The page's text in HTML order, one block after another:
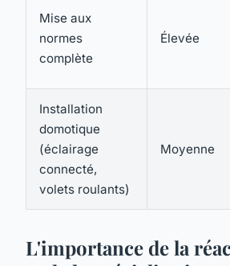
Mise aux
normes
complète
Élevée
Installation
domotique
(éclairage
connecté,
volets roulants)
Moyenne
L'importance de la